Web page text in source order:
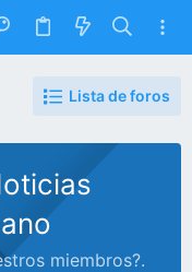
Lista de foros
miembros?.